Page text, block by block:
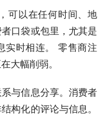
可以在任何时间、地
口袋或包里，尤其是
实时相连。 零售商注
在大幅削弱。
与信息分享。消费者
构化的评论与信息。